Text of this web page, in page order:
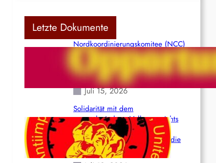
Letzte Dokumente
Nordkoordinierungskomitee (NCC)
der Kommunistischen Partei Indiens
(Maoistisch): Postmoderner
Opportunismus
Juli 15, 2026
Solidarität mit dem
venezolanischem Volk angesichts
der verlorenen Leben und der
katastrophalen Situation durch die
Erdbeben des 24. Juni!